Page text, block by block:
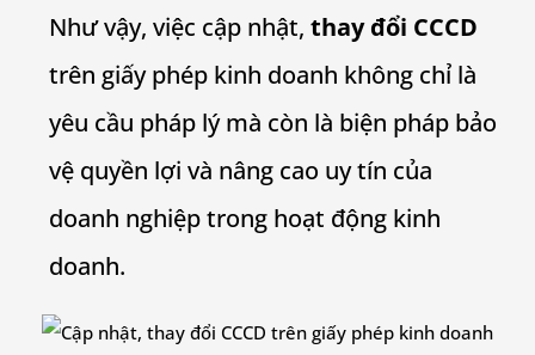
Như vậy, việc cập nhật, thay đổi CCCD
trên giấy phép kinh doanh không chỉ là
yêu cầu pháp lý mà còn là biện pháp bảo
vệ quyền lợi và nâng cao uy tín của
doanh nghiệp trong hoạt động kinh
doanh.